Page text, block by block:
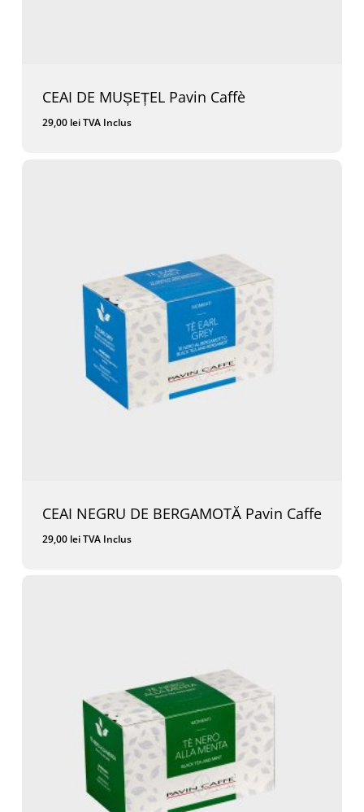
CEAI DE MUȘEȚEL Pavin Caffè
29,00 leiTVA Inclus
CEAI NEGRU DE BERGAMOTĂ Pavin Caffe
29,00 leiTVA Inclus